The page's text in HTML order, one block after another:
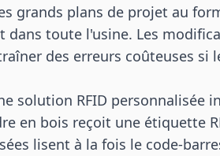
grands plans de projet au
dans toute l'usine. Les
des erreurs coûteuses si
solution RFID personnalisée
en bois reçoit une étiquette
lisent à la fois le code-